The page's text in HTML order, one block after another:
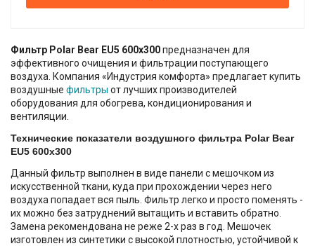
Фильтр Polar Bear EU5 600x300предназначен для
эффективного очищения и фильтрации поступающего
воздуха. Компания «Индустрия комфорта» предлагает купить
воздушные фильтры от лучших производителей
оборудования для обогрева, кондиционирования и
вентиляции.
Технические показатели воздушного фильтра Polar Bear
EU5 600x300
Данный фильтр выполнен в виде панели с мешочком из
искусственной ткани, куда при прохождении через него
воздуха попадает вся пыль. Фильтр легко и просто поменять -
их можно без затруднений вытащить и вставить обратно.
Замена рекомендована не реже 2-х раз в год. Мешочек
изготовлен из синтетики с высокой плотностью, устойчивой к